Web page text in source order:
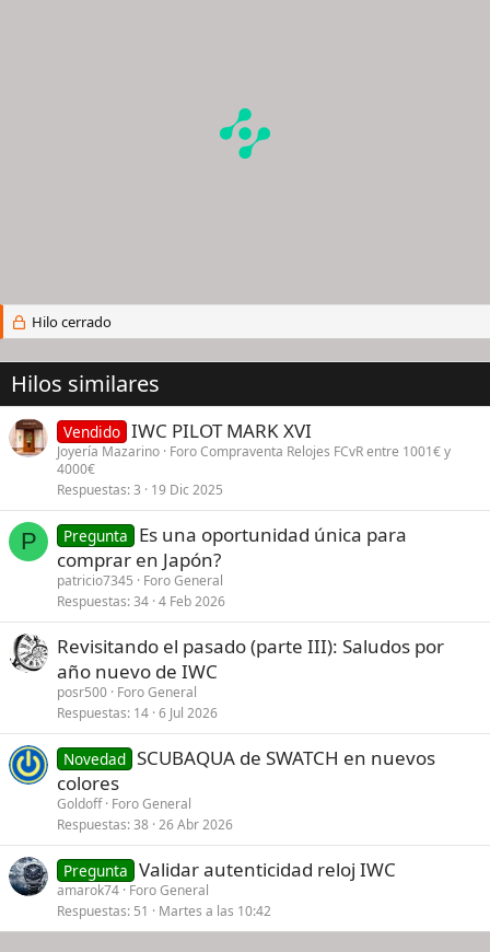
Hilo cerrado
Hilos similares
Vendido IWC PILOT MARK XVI
Joyería Mazarino Foro Compraventa Relojes FCvR entre 1001€ y
4000€
Respuestas 3 19 Dic 2025
P Pregunta
Es una oportunidad única para
comprar en Japón?
patricio7345
Foro General
Respuestas 34 4 Feb 2026
Revisitando el pasado (parte III): Saludos por
año nuevo de IWC
posr500 Foro General
Respuestas 14 6 Jul 2026
Novedad SCUBAQUA de SWATCH en nuevos
colores
Goldoff Foro General
Respuestas 38 26 Abr 2026
Pregunta Validar autenticidad reloj IWC
amarok74 Foro General
Respuestas 51 Martes a las 10:42